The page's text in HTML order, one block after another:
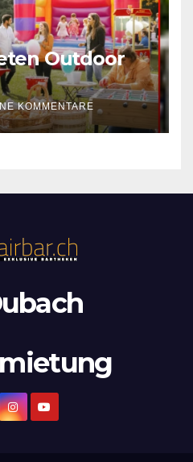
Outdoor
KOMMENTARE